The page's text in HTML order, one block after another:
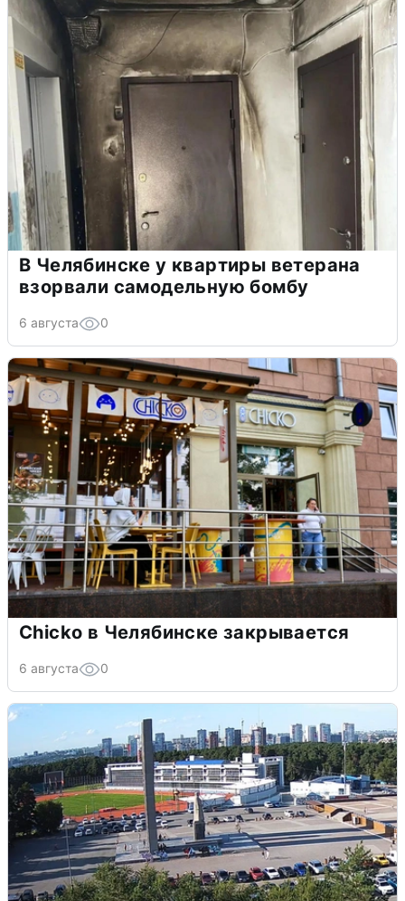
В Челябинске у квартиры ветерана
взорвали самодельную бомбу
6 августа 0
Chicko в Челябинске закрывается
6 августа 0